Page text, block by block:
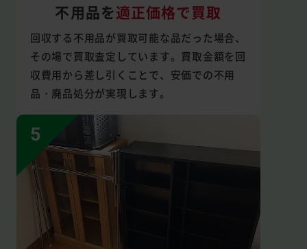
不用品を適正価格で買取
回収する不用品が買取可能な品だった場合、
その場で買取査定しています。買取金額を回
収費用から差し引くことで、安価での不用
品・廃品処分が実現します。